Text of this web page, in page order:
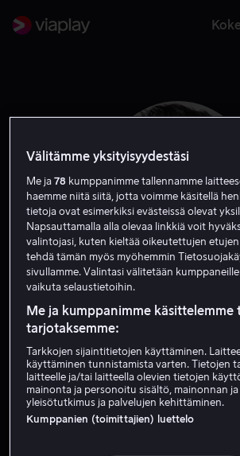
Brennan
Välitämme yksityisyydestäsi
Me ja78 kumppanimme tallennamme
haemme niitä siitä, jotta voimme käsitellä
tietoja ovat esimerkiksi evästeissä olevat
Napsauttamalla alla olevaa linkkiä voit
valintojasi, kuten kieltää oikeutettujen
tehdä tämän myös myöhemmin
sivullamme. Valintasi välitetään
vaikuta selaustietoihin.
Me ja kumppanimme käsittelemme
tarjotaksemme:
Tarkkojen sijaintitietojen käyttäminen.
käyttäminen tunnistamista varten. Tietojen
laitteelle ja/tai laitteella olevien tietojen
mainonta ja personoitu sisältö, mainonnan ja
yleisötutkimus ja palvelujen kehittäminen.
Kumppanien (toimittajien) luettelo